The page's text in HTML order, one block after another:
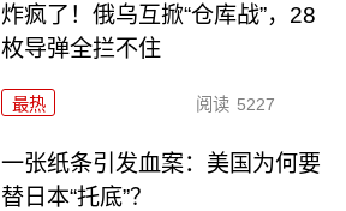
炸疯了！俄乌互掀“仓库战”，28
枚导弹全拦不住
最热 阅读 5227
一张纸条引发血案：美国为何要
替日本“托底”？